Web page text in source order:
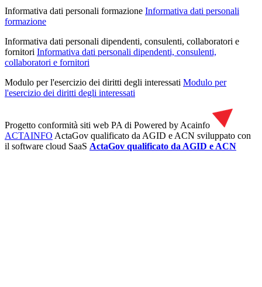
Informativa dati personali formazione Informativa dati personali
formazione
Informativa dati personali dipendenti, consulenti, collaboratori e
fornitori Informativa dati personali dipendenti, consulenti,
collaboratori e fornitori
Modulo per l'esercizio dei diritti degli interessati Modulo per
l'esercizio dei diritti degli interessati
Progetto conformità siti web PA di Powered by Acainfo
ACTAINFO ActaGov qualificato da AGID e ACN sviluppato con
il software cloud SaaS ActaGov qualificato da AGID e ACN